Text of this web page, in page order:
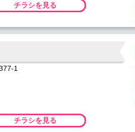
チラシを見る
1
チラシを見る